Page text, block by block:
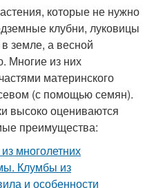
которые не нужно
клубни, луковицы
земле, а весной
Многие из них
материнского
(с помощью семян).
высоко оцениваются
преимущества: